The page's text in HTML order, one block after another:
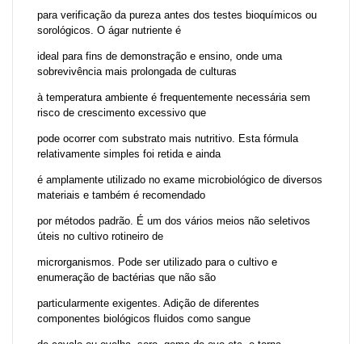
para verificação da pureza antes dos testes bioquímicos ou
sorológicos. O ágar nutriente é
ideal para fins de demonstração e ensino, onde uma
sobrevivência mais prolongada de culturas
à temperatura ambiente é frequentemente necessária sem
risco de crescimento excessivo que
pode ocorrer com substrato mais nutritivo. Esta fórmula
relativamente simples foi retida e ainda
é amplamente utilizado no exame microbiológico de diversos
materiais e também é recomendado
por métodos padrão. É um dos vários meios não seletivos
úteis no cultivo rotineiro de
microrganismos. Pode ser utilizado para o cultivo e
enumeração de bactérias que não são
particularmente exigentes. Adição de diferentes
componentes biológicos fluidos como sangue